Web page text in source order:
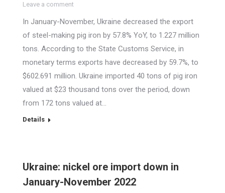
Leave a comment
In January-November, Ukraine decreased the export
of steel-making pig iron by 57.8% YoY, to 1.227 million
tons. According to the State Customs Service, in
monetary terms exports have decreased by 59.7%, to
$602.691 million. Ukraine imported 40 tons of pig iron
valued at $23 thousand tons over the period, down
from 172 tons valued at…
Details
Ukraine: nickel ore import down in
January-November 2022